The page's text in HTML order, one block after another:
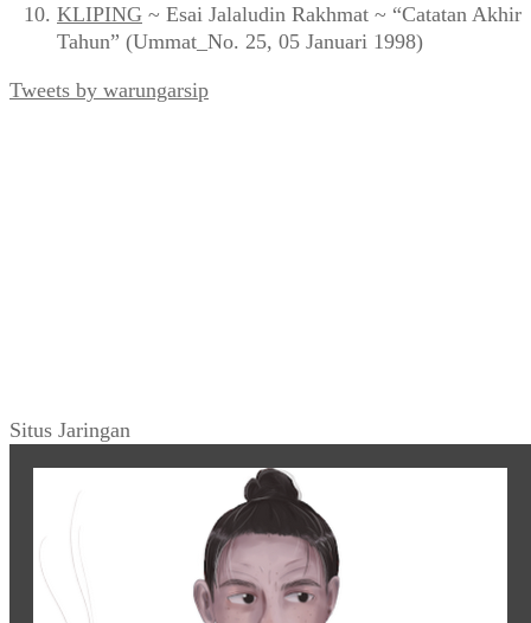
KLIPING ~ Esai Jalaludin Rakhmat ~ “Catatan Akhir
Tahun” (Ummat_No. 25, 05 Januari 1998)
Tweets by warungarsip
Situs Jaringan